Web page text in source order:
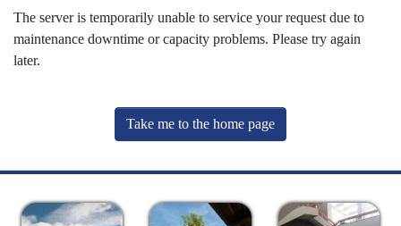
The server is temporarily unable to service your request due to
maintenance downtime or capacity problems. Please try again
later.
Take me to the home page